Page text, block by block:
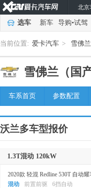
北京
选车 新车 导购•试驾
当前位置: 爱卡汽车 > 雪佛兰
雪佛兰（国
车系首页 参数配置
沃兰多车型报价
1.3T混动 120kW
2020款 轻混 Redline 530T 自动
混动
前置前驱 6挡自动